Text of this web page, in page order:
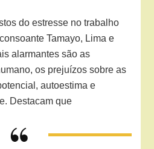
do estresse no trabalho
Tamayo, Lima e
alarmantes são as
os prejuízos sobre as
autoestima e
Destacam que